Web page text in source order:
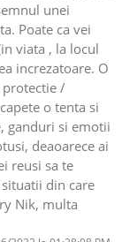
unei
Poate ca vei
viata , la locul
increzatoare. O
protectie /
o tenta si
ganduri si emotii
deaoarece ai
reusi sa te
din care
Nik, multa